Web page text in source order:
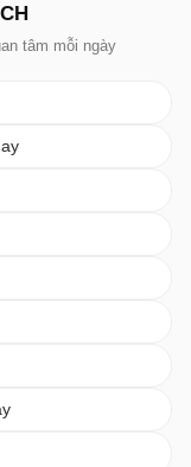
tâm mỗi ngày